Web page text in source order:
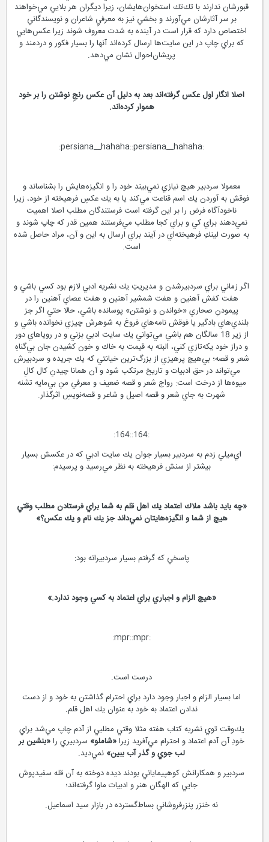
قبورشان ندارند با تك‌تك استخوان‌هايشان، زيرا ديگران هر بلايي مي‌خواهند
بر سر آثارشان مي‌آورند و بخشي نيز به معرفيِ شاعران و نويسندگاني
اختصاص دارد كه قرار است در آينده به شدت معروف شوند زيرا عكس‌هايي
كه براي چاپ در اين سايت‌ها ارسال كرده‌اند آنها را بسيار فكور و دردمند و
پريشان‌احوال نشان مي‌دهد.
اصلا انگار اول عكس گرفته‌اند بعد به دليل آن عكس رنجِ نوشتن را بر خود
هموار كرده‌اند.
معمولا سردبير هيچ نيازي نمي‌بيند خود را و انگيزه‌هايش را بشناساند و
فوقش به آوردن يك اسم قناعت مي‌كند يا به يك عكسِ فرهيخته از خود، زيرا
ناخودآگاه فرض را بر اين گرفته است فرستندگان مطلب اصلا اهميت
نمي‌دهند براي كي و براي كجا مطلب مي‌فرستند همين قدر كه چاپ شوند و
به صورت لينكِ فرهيخته‌اي در آيند براي ارسال به اين و آن، مراد حاصل شده
است.
اگر زماني براي سردبيرشدن و مديريتِ يك نشريه ادبي لازم بود كسي باشي و
هفت كفش آهنين و هفت شمشير آهنين و هفت عصاي آهنين را در
پيمودنِ صحاري «خواندن و نوشتن» پوسانده باشي، حالا حتي اگر جز
بلندي‌هاي بادگير يا فوقش نامه‌هاي فروغ به شوهرش چيزي نخوانده باشي و
از زير 18 سالگان هم باشي مي‌تواني يك سايت ادبي بزني و در روياهاي دور
و دراز خود يكه‌تازي كني، البته به قيمت به خاك و خون كشيدن جان بي‌گناهِ
شعر و قصه؛ بي‌هيچ پرهيزي از بزرگ‌ترين خيانتي كه يك جريده و سردبيرش
مي‌تواند در حق ادبيات و تاريخ مرتكب شود و آن همانا چيدنِ كال كالِ
ميوه‌ها از درخت است: رواج شعر و قصه ضعيف و معرفي منِ بي‌مايه تشنه‌
شهرت به جاي شعر و قصه اصيل و شاعر و قصه‌نويسِ اثرگذار.
‌اي‌ميلي زدم به سردبير بسيار جوان يك سايت ادبي كه در عكسش بسيار
بيشتر از سنش فرهيخته به نظر مي‌رسيد و پرسيدم:
«چه بايد باشد ملاك اعتماد يك اهل قلم به شما براي فرستادن مطلب وقتي
هيچ از شما و انگيزه‌هايتان نمي‌داند جز يك نام و يك عكس؟»
پاسخي كه گرفتم بسيار سردبيرانه بود:
«هيچ الزام و اجباري براي اعتماد به كسي وجود ندارد.»
درست است.
اما بسيار الزام و اجبار وجود دارد براي احترام گذاشتن به خود و از دست
ندادن اعتماد به خود به عنوان يك اهل قلم.
يك‌وقت توي نشريه كتاب هفته مثلا وقتي مطلبي از آدم چاپ مي‌شد براي
خودِ آن آدم اعتماد و احترام مي‌آفريد زيرا«شاملو»سردبيري را «بنشين بر
لب جوي و گذر آب ببين»نمي‌ديد.
سردبير و همكارانش كوهپيماياني بودند ديده دوخته به آن قله سفيدپوش
جايي كه الهگان هنر و ادبيات ماوا گرفته‌اند؛
نه خنزر پنزرفروشاني بساط‌گسترده در بازار سيد اسماعيل.